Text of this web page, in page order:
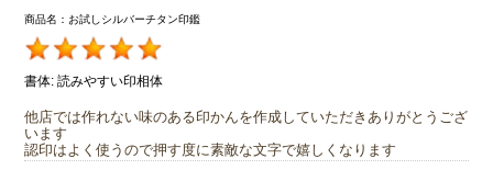
商品名：お試しシルバーチタン印鑑
書体: 読みやすい印相体
他店では作れない味のある印かんを作成していただきありがとうござ
います
認印はよく使うので押す度に素敵な文字で嬉しくなります